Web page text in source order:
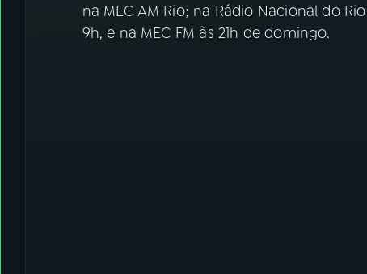
na MEC AM Rio; na Rádio Nacional do
9h, e na MEC FM às 21h de domingo.